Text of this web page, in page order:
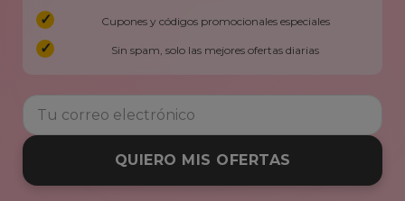
Cupones y códigos promocionales especiales
Sin spam, solo las mejores ofertas diarias
QUIERO MIS OFERTAS